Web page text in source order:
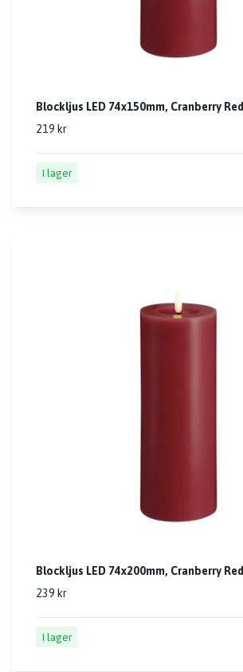
Blockljus LED 74x150mm, Cranberry Red
219 kr
I lager
Blockljus LED 74x200mm, Cranberry Red
239 kr
I lager